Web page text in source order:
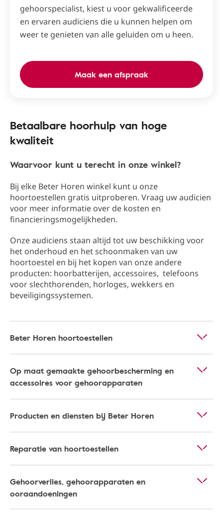
gehoorspecialist, kiest u voor gekwalificeerde
en ervaren audiciens die u kunnen helpen om
weer te genieten van alle geluiden om u heen.
Maak een afspraak
Betaalbare hoorhulp van hoge
kwaliteit
Waarvoor kunt u terecht in onze winkel?
Bij elke Beter Horen winkel kunt u onze
hoortoestellen gratis uitproberen. Vraag uw audicien
voor meer informatie over de kosten en
financieringsmogelijkheden.
Onze audiciens staan altijd tot uw beschikking ​​voor
het onderhoud en het schoonmaken van uw
hoortoestel en bij het kopen van onze andere
producten: hoorbatterijen, accessoires, telefoons
voor slechthorenden, horloges, wekkers en
beveiligingssystemen.
Beter Horen hoortoestellen
Op maat gemaakte gehoorbescherming en
accessoires voor gehoorapparaten
Producten en diensten bij Beter Horen
Reparatie van hoortoestellen
Gehoorverlies, gehoorapparaten en
ooraandoeningen